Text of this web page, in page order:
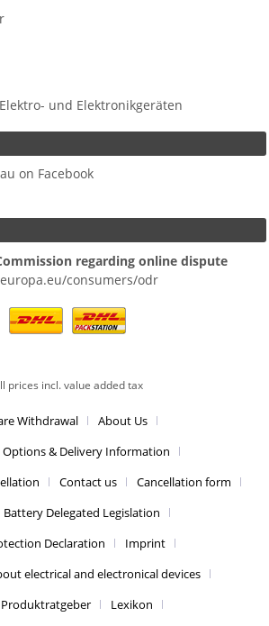
und Elektronikgeräten
on Facebook
regarding online dispute
consumers/odr
prices incl. value added tax
Withdrawal
About Us
Options & Delivery Information
Contact us
Cancellation form
Battery Delegated Legislation
Declaration
Imprint
electrical and electronical devices
Produktratgeber
Lexikon